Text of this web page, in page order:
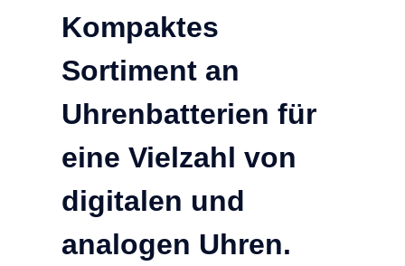
Kompaktes
Sortiment an
Uhrenbatterien für
eine Vielzahl von
digitalen und
analogen Uhren.